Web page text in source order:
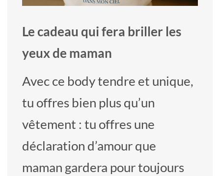
Le cadeau qui fera briller les
yeux de maman
Avec ce body tendre et unique,
tu offres bien plus qu’un
vêtement : tu offres une
déclaration d’amour que
maman gardera pour toujours